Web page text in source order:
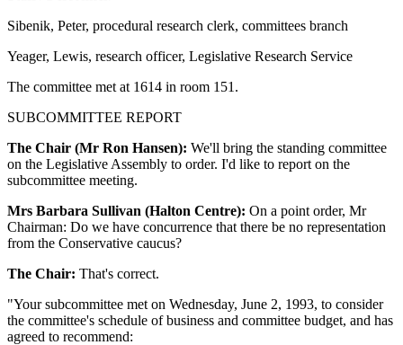
Sibenik, Peter, procedural research clerk, committees branch
Yeager, Lewis, research officer, Legislative Research Service
The committee met at 1614 in room 151.
SUBCOMMITTEE REPORT
The Chair (Mr Ron Hansen): We'll bring the standing committee
on the Legislative Assembly to order. I'd like to report on the
subcommittee meeting.
Mrs Barbara Sullivan (Halton Centre): On a point order, Mr
Chairman: Do we have concurrence that there be no representation
from the Conservative caucus?
The Chair: That's correct.
"Your subcommittee met on Wednesday, June 2, 1993, to consider
the committee's schedule of business and committee budget, and has
agreed to recommend: